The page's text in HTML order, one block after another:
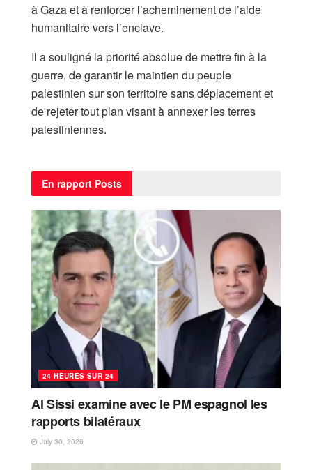
à Gaza et à renforcer l’acheminement de l’aide
humanitaire vers l’enclave.
Il a souligné la priorité absolue de mettre fin à la
guerre, de garantir le maintien du peuple
palestinien sur son territoire sans déplacement et
de rejeter tout plan visant à annexer les terres
palestiniennes.
En rapport Posts
24 HEURES SUR 24
Al Sissi examine avec le PM espagnol les
rapports bilatéraux
July 30, 2026